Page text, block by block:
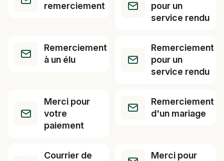
remerciement
pour un
service rendu
Remerciement
à un élu
Remerciement
pour un
service rendu
Merci pour
votre
paiement
Remerciement
d'un mariage
Courrier de
Merci pour